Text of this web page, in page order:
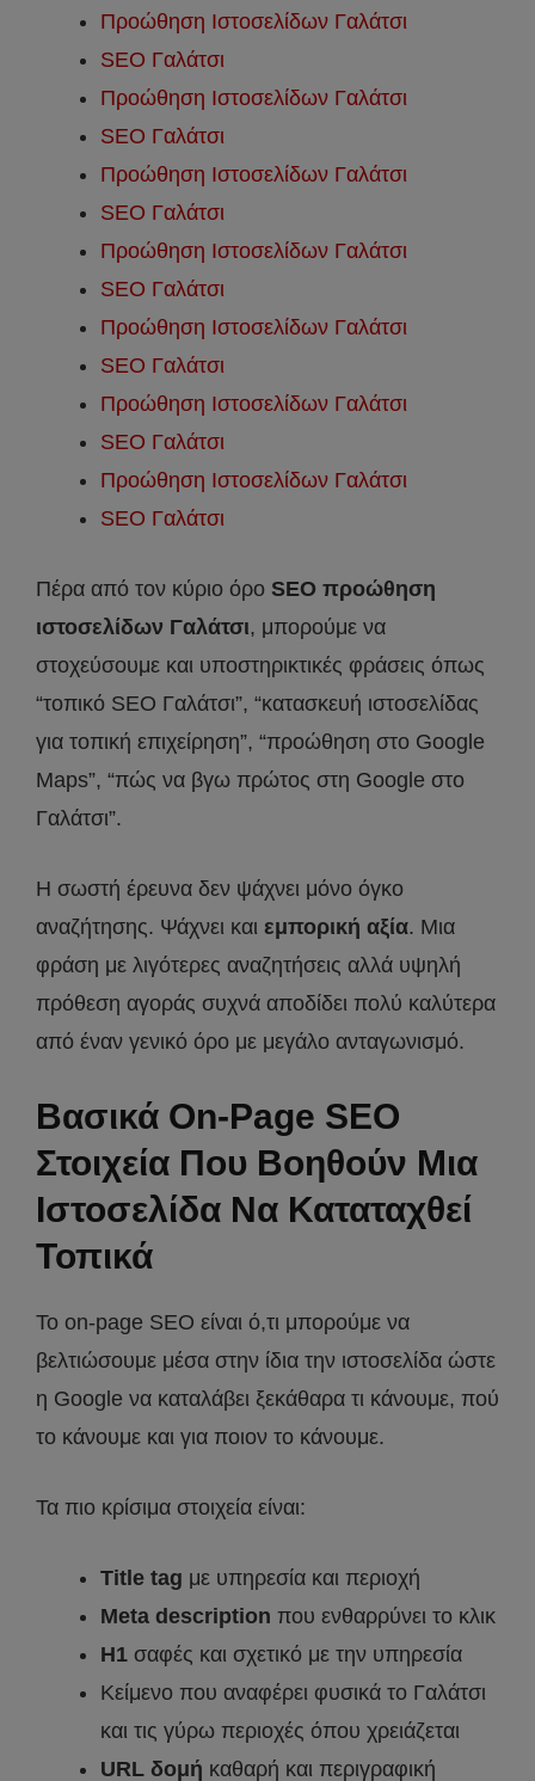
Προώθηση Ιστοσελίδων Γαλάτσι
SEO Γαλάτσι
Προώθηση Ιστοσελίδων Γαλάτσι
SEO Γαλάτσι
Προώθηση Ιστοσελίδων Γαλάτσι
SEO Γαλάτσι
Προώθηση Ιστοσελίδων Γαλάτσι
SEO Γαλάτσι
Προώθηση Ιστοσελίδων Γαλάτσι
SEO Γαλάτσι
Προώθηση Ιστοσελίδων Γαλάτσι
SEO Γαλάτσι
Προώθηση Ιστοσελίδων Γαλάτσι
SEO Γαλάτσι
Πέρα από τον κύριο όρο SEO προώθηση
ιστοσελίδων Γαλάτσι, μπορούμε να
στοχεύσουμε και υποστηρικτικές φράσεις όπως
“τοπικό SEO Γαλάτσι”, “κατασκευή ιστοσελίδας
για τοπική επιχείρηση”, “προώθηση στο Google
Maps”, “πώς να βγω πρώτος στη Google στο
Γαλάτσι”.
Η σωστή έρευνα δεν ψάχνει μόνο όγκο
αναζήτησης. Ψάχνει και εμπορική αξία. Μια
φράση με λιγότερες αναζητήσεις αλλά υψηλή
πρόθεση αγοράς συχνά αποδίδει πολύ καλύτερα
από έναν γενικό όρο με μεγάλο ανταγωνισμό.
Βασικά On-Page SEO
Στοιχεία Που Βοηθούν Μια
Ιστοσελίδα Να Καταταχθεί
Τοπικά
Το on-page SEO είναι ό,τι μπορούμε να
βελτιώσουμε μέσα στην ίδια την ιστοσελίδα ώστε
η Google να καταλάβει ξεκάθαρα τι κάνουμε, πού
το κάνουμε και για ποιον το κάνουμε.
Τα πιο κρίσιμα στοιχεία είναι:
Title tag με υπηρεσία και περιοχή
Meta description που ενθαρρύνει το κλικ
H1 σαφές και σχετικό με την υπηρεσία
Κείμενο που αναφέρει φυσικά το Γαλάτσι
και τις γύρω περιοχές όπου χρειάζεται
URL δομή καθαρή και περιγραφική